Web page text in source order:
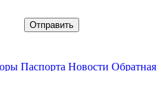
Паспорта Новости Обратная